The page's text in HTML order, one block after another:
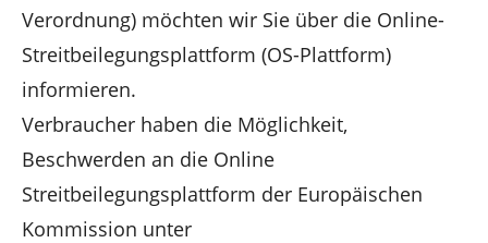
Verordnung) möchten wir Sie über die Online-
Streitbeilegungsplattform (OS-Plattform)
informieren.
Verbraucher haben die Möglichkeit,
Beschwerden an die Online
Streitbeilegungsplattform der Europäischen
Kommission unter